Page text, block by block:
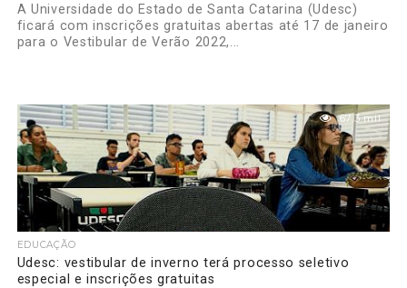
A Universidade do Estado de Santa Catarina (Udesc)
ficará com inscrições gratuitas abertas até 17 de janeiro
para o Vestibular de Verão 2022,...
67.3 mil
EDUCAÇÃO
Udesc: vestibular de inverno terá processo seletivo
especial e inscrições gratuitas